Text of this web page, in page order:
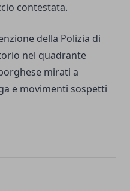
contestata.
della Polizia di
nel quadrante
mirati a
e movimenti sospetti